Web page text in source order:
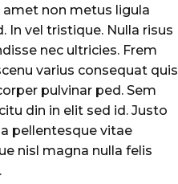
amet non metus ligula
In vel tristique. Nulla risus
nec ultricies. Frem
varius consequat quis
pulvinar ped. Sem
din in elit sed id. Justo
pellentesque vitae
nisl magna nulla felis